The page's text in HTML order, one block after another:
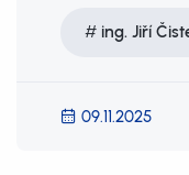
ing. Jiří
09.11.2025